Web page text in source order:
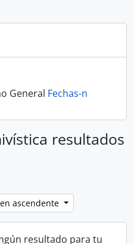
General Fechas-n
resultados
ascendente
resultado para tu